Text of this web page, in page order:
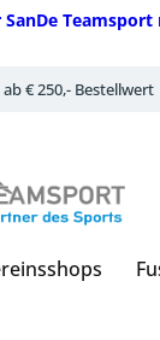
SanDe
€ 250,- Bestellwert